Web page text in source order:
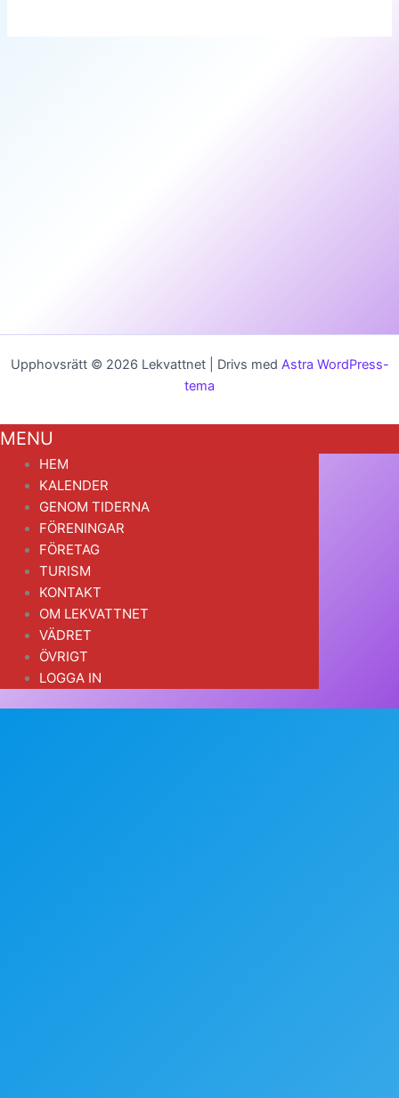
Upphovsrätt © 2026 Lekvattnet | Drivs med Astra WordPress-
tema
MENU
HEM
KALENDER
GENOM TIDERNA
FÖRENINGAR
FÖRETAG
TURISM
KONTAKT
OM LEKVATTNET
VÄDRET
ÖVRIGT
LOGGA IN